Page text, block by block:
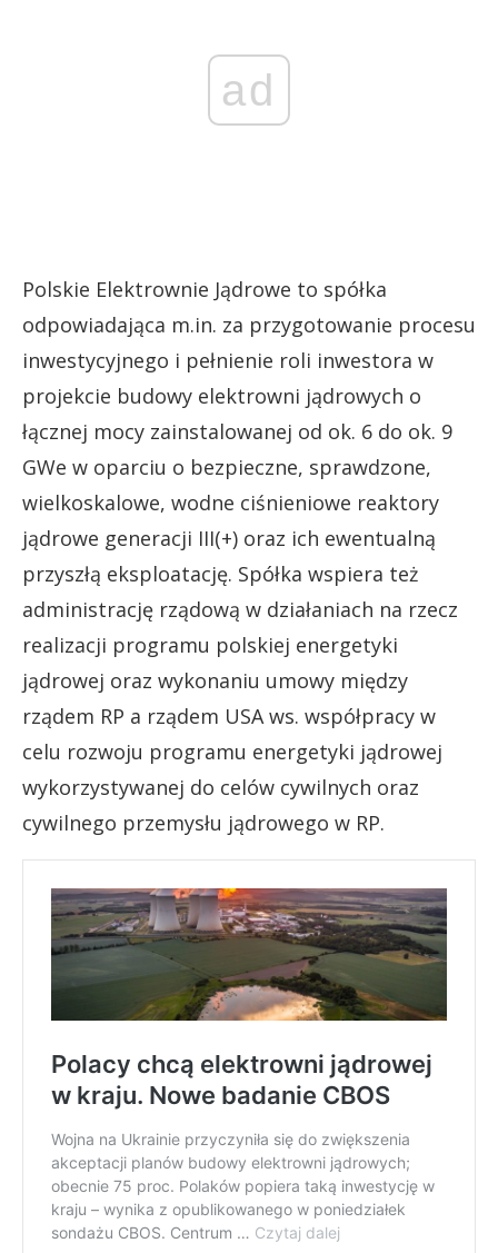
ad
Polskie Elektrownie Jądrowe to spółka
odpowiadająca m.in. za przygotowanie procesu
inwestycyjnego i pełnienie roli inwestora w
projekcie budowy elektrowni jądrowych o
łącznej mocy zainstalowanej od ok. 6 do ok. 9
GWe w oparciu o bezpieczne, sprawdzone,
wielkoskalowe, wodne ciśnieniowe reaktory
jądrowe generacji III(+) oraz ich ewentualną
przyszłą eksploatację. Spółka wspiera też
administrację rządową w działaniach na rzecz
realizacji programu polskiej energetyki
jądrowej oraz wykonaniu umowy między
rządem RP a rządem USA ws. współpracy w
celu rozwoju programu energetyki jądrowej
wykorzystywanej do celów cywilnych oraz
cywilnego przemysłu jądrowego w RP.